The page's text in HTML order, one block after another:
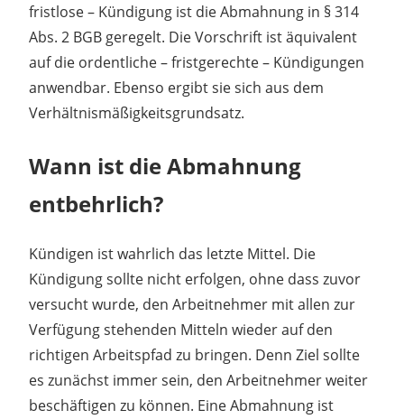
fristlose – Kündigung ist die Abmahnung in § 314
Abs. 2 BGB geregelt. Die Vorschrift ist äquivalent
auf die ordentliche – fristgerechte – Kündigungen
anwendbar. Ebenso ergibt sie sich aus dem
Verhältnismäßigkeitsgrundsatz.
Wann ist die Abmahnung
entbehrlich?
Kündigen ist wahrlich das letzte Mittel. Die
Kündigung sollte nicht erfolgen, ohne dass zuvor
versucht wurde, den Arbeitnehmer mit allen zur
Verfügung stehenden Mitteln wieder auf den
richtigen Arbeitspfad zu bringen. Denn Ziel sollte
es zunächst immer sein, den Arbeitnehmer weiter
beschäftigen zu können. Eine Abmahnung ist